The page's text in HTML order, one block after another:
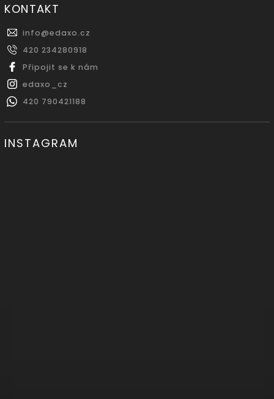
KONTAKT
info@edaxo.cz
420 234280918
Připojit se k nám
edaxo_cz
420 790421188
INSTAGRAM